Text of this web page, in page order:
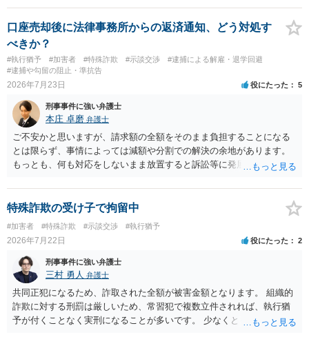
口座売却後に法律事務所からの返済通知、どう対処す
べきか？
#執行猶予 #加害者 #特殊詐欺 #示談交渉
#逮捕による解雇・退学回避
#逮捕や勾留の阻止・準抗告
2026年7月23日 役にたった 5
刑事事件に強い弁護士
本庄 卓磨 弁護士
ご不安かと思いますが、請求額の全額をそのまま負担することになる
とは限らず、事情によっては減額や分割での解決の余地があります。
もっとも、何も対応をしないまま放置すると訴訟等に発展してしまう
めします。
特殊詐欺の受け子で拘留中
#加害者 #特殊詐欺 #示談交渉 #執行猶予
2026年7月22日 役にたった 2
刑事事件に強い弁護士
三村 勇人 弁護士
共同正犯になるため、詐取された全額が被害金額となります。 組織的
詐欺に対する刑罰は厳しいため、常習犯で複数立件されれば、執行猶
予が付くことなく実刑になることが多いです。 少なくとも、執行猶予